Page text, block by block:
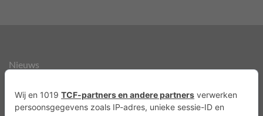
Nieuws
Over ons